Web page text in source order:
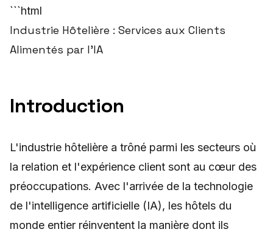
```html
Industrie Hôtelière : Services aux Clients
Alimentés par l'IA
Introduction
L'industrie hôtelière a trôné parmi les secteurs où
la relation et l'expérience client sont au cœur des
préoccupations. Avec l'arrivée de la technologie
de l'intelligence artificielle (IA), les hôtels du
monde entier réinventent la manière dont ils